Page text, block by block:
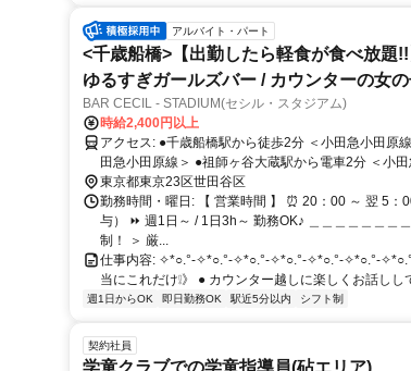
アルバイト・パート
<千歳船橋>【出勤したら軽食が食べ放題
ゆるすぎガールズバー / カウンターの女
BAR CECIL - STADIUM(セシル・スタジアム)
時給2,400円以上
アクセス: ●千歳船橋駅から徒歩2分 ＜小田急小田原線＞ ●経堂駅から電車2分 ＜小
田急小田原線＞ ●祖師ヶ谷大蔵駅から電車2分 ＜小田急小田原線＞ ●豪徳寺駅から
電車4分 ＜小田急小田原線＞ ＜東急世田谷線＞ ●下北沢駅から電車8分 ＜小田急小
田原線＞ ＜京王井の頭線＞
東京都東京23区世田谷区
勤務時間・曜日: 【 営業時間 】 ⏰ 20：00 ～ 翌 5：
与） ⏩ 週1日～ / 1日3h～ 勤務OK♪ ＿＿＿＿＿＿＿
制！ ＞ 厳...
仕事内容: ✧*○.°-✧*○.°-✧*○.°-✧*○.°-✧*○.°-✧*○.°-
当にこれだけ❕》 ● カウンター越しに楽しくお話しし
週1日からOK 即日勤務OK 駅近5分以内 シフト制
契約社員
学童クラブでの学童指導員(砧エリア)